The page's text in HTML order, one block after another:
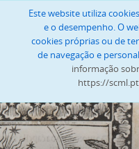
Este website utiliza
e o desempenho. O
cookies próprias ou de
de navegação e
informação
https://